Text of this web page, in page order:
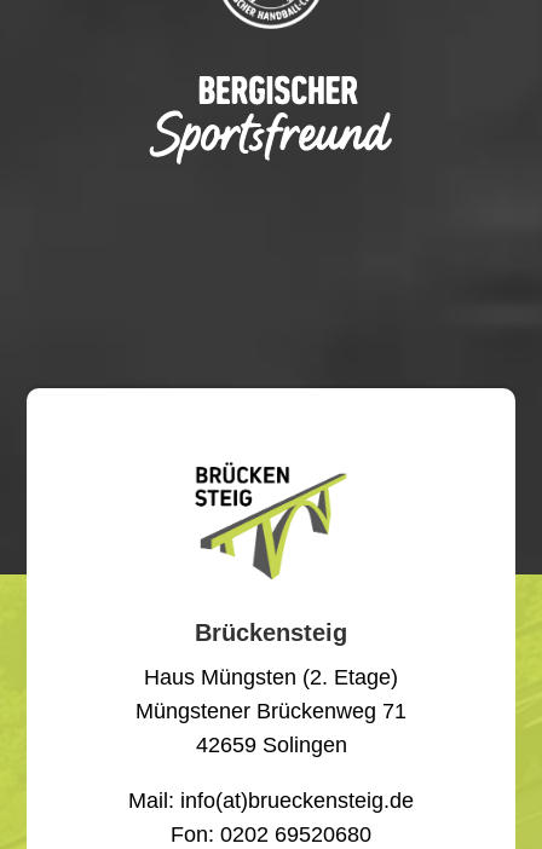
Brückensteig
Haus Müngsten (2. Etage)
Müngstener Brückenweg 71
42659 Solingen
Mail: info(at)brueckensteig.de
Fon: 0202 69520680